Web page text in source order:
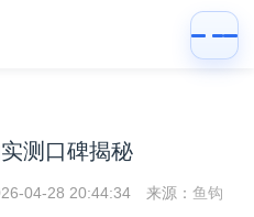
测口碑揭秘
04-28 20:44:34 来源： 鱼钩